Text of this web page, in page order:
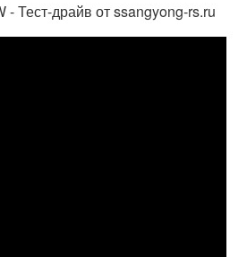
- Тест-драйв от ssangyong-rs.ru